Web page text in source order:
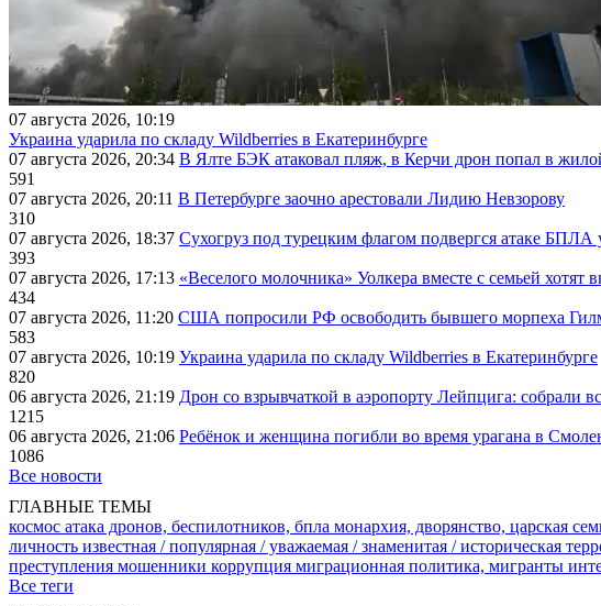
07 августа 2026, 10:19
Украина ударила по складу Wildberries в Екатеринбурге
07 августа 2026, 20:34 В Ялте БЭК атаковал пляж, в Керчи дрон попал в
591
07 августа 2026, 20:11 В Петербурге заочно арестовали Лидию Невзорову
310
07 августа 2026, 18:37 Сухогруз под турецким флагом подвергся атаке БПЛА
393
07 августа 2026, 17:13 «Веселого молочника» Уолкера вместе с семьей хотят
434
07 августа 2026, 11:20 США попросили РФ освободить бывшего морпеха
583
07 августа 2026, 10:19 Украина ударила по складу Wildberries в Екатеринбурге
820
06 августа 2026, 21:19 Дрон со взрывчаткой в аэропорту Лейпцига: собрали
1215
06 августа 2026, 21:06 Ребёнок и женщина погибли во время урагана в
1086
Все новости
ГЛАВНЫЕ ТЕМЫ
космос атака дронов, беспилотников, бпла монархия, дворянство, царская
личность известная / популярная / уважаемая / знаменитая / историческая
преступления мошенники коррупция миграционная политика, мигранты
Все теги